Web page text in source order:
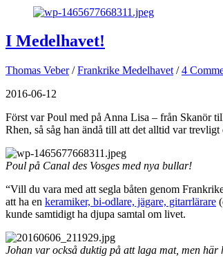
I Medelhavet!
Thomas Veber / Frankrike Medelhavet / 4
2016-06-12
Först var Poul med på Anna Lisa – från Skanör
Rhen, så såg han ändå till att det alltid var trevligt
Poul på Canal des Vosges med nya bullar!
“Vill du vara med att segla båten genom
att ha en keramiker, bi-odlare, jägare, gitarrlärare
kunde samtidigt ha djupa samtal om livet.
Johan var också duktig på att laga mat, men här